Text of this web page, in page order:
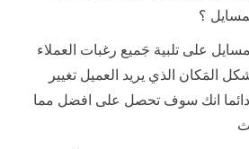
؟
على تلبية جَميع رغبات العملاء
المَكان الذي يريد العميل تغيير
دائما انك سوف تحصل على افضل مما